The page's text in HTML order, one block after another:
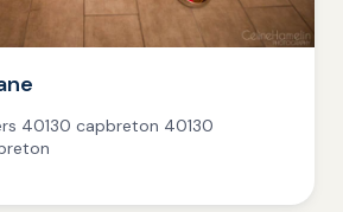
40130 capbreton 40130